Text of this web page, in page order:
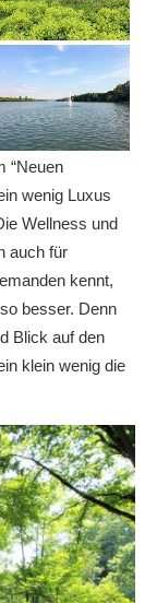
“Neuen
wenig Luxus
Wellness und
auch für
kennt,
besser. Denn
Blick auf den
klein wenig die